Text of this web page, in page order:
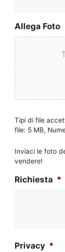
Allega Foto
Tipi di file
file: 5 MB,
Inviaci le foto
vendere!
Richiesta *
Privacy *